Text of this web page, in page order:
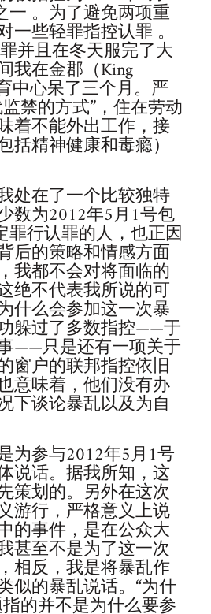
一 。为了避免两项重
些轻罪指控认罪 。
并且在冬天服完了大
我在金郡（King
中心呆了三个月。严
禁的方式”，住在劳动
着不能外出工作，接
精神健康和毒瘾）
处在了一个比较独特
数为2012年5月1号包
罪行认罪的人，也正因
后的策略和情感方面
我都不会对将面临的
绝不代表我所说的可
什么会参加这一次暴
躲过了多数指控——于
——只是还有一项关于
窗户的联邦指控依旧
意味着，他们没有办
下谈论暴乱以及为自
为参与2012年5月1号
说话。据我所知，这
策划的。另外在这次
游行，严格意义上说
的事件，是在公众大
甚至不是为了这一次
相反，我是将暴乱作
似的暴乱说话。“为什
的并不是为什么要参